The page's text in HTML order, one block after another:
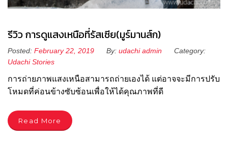
รีวิว การดูแสงเหนือที่รัสเซีย(มูร์มานส์ก)
Posted: February 22, 2019 By: udachi admin
Category:
Udachi Stories
การถ่ายภาพแสงเหนือสามารถถ่ายเองได้ แต่อาจจะมีการปรับ
โหมดที่ค่อนข้างซับซ้อนเพื่อให้ได้คุณภาพที่ดี
Read More